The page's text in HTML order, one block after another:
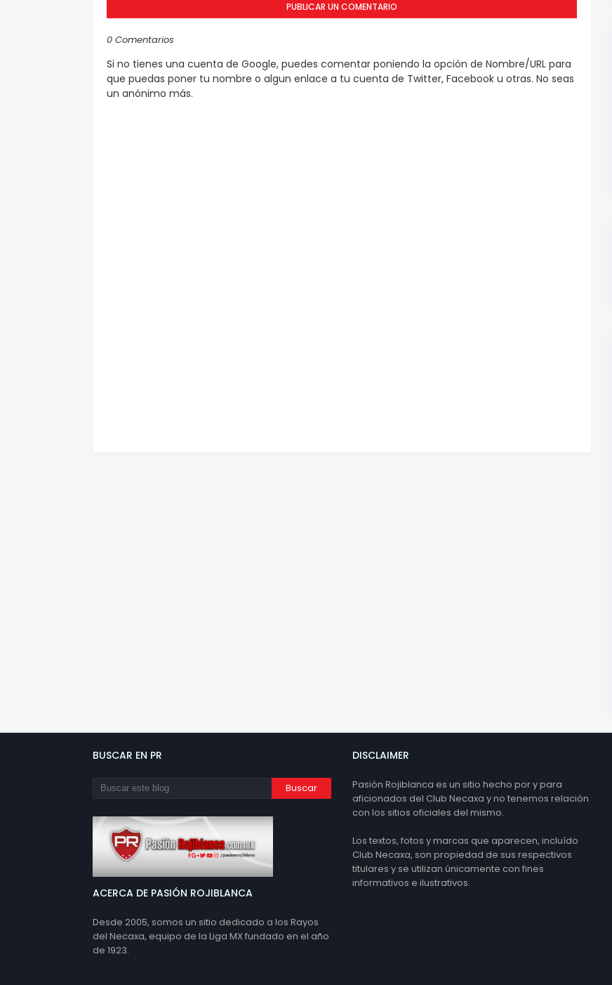
PUBLICAR UN COMENTARIO
0 Comentarios
Si no tienes una cuenta de Google, puedes comentar poniendo la opción de Nombre/URL para
que puedas poner tu nombre o algun enlace a tu cuenta de Twitter, Facebook u otras. No seas
un anónimo más.
BUSCAR EN PR
ACERCA DE PASIÓN ROJIBLANCA
Desde 2005, somos un sitio dedicado a los Rayos
del Necaxa, equipo de la Liga MX fundado en el año
de 1923.
DISCLAIMER
Pasión Rojiblanca es un sitio hecho por y para
aficionados del Club Necaxa y no tenemos relación
con los sitios oficiales del mismo.
Los textos, fotos y marcas que aparecen, incluído
Club Necaxa, son propiedad de sus respectivos
titulares y se utilizan únicamente con fines
informativos e ilustrativos.